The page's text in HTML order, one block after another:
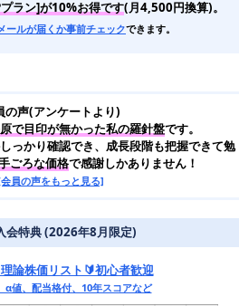
ラン]が10%お得です(月4,500円換算)。
ールが届くか事前チェックできます。
の声(アンケートより)
で目印が無かった私の羅針盤です。
しっかり確認でき、成長段階も把握できて勉
ごろな価格で感謝しかありません！
員の声をもっと見る]
会特典 (2026年8月限定)
論株価リスト🔰初心者歓迎
α値、配当格付、10年スコアなど